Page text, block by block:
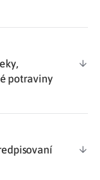
potraviny